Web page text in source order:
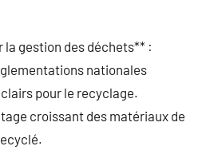
la gestion des déchets** :
nationales
pour le recyclage.
croissant des matériaux de